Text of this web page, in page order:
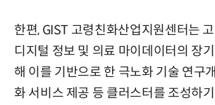
한편, GIST 고령친화산업지원센터는
디지털 정보 및 의료 마이데이터의 장
해 이를 기반으로 한 극노화 기술 연구
화 서비스 제공 등 클러스터를 조성하